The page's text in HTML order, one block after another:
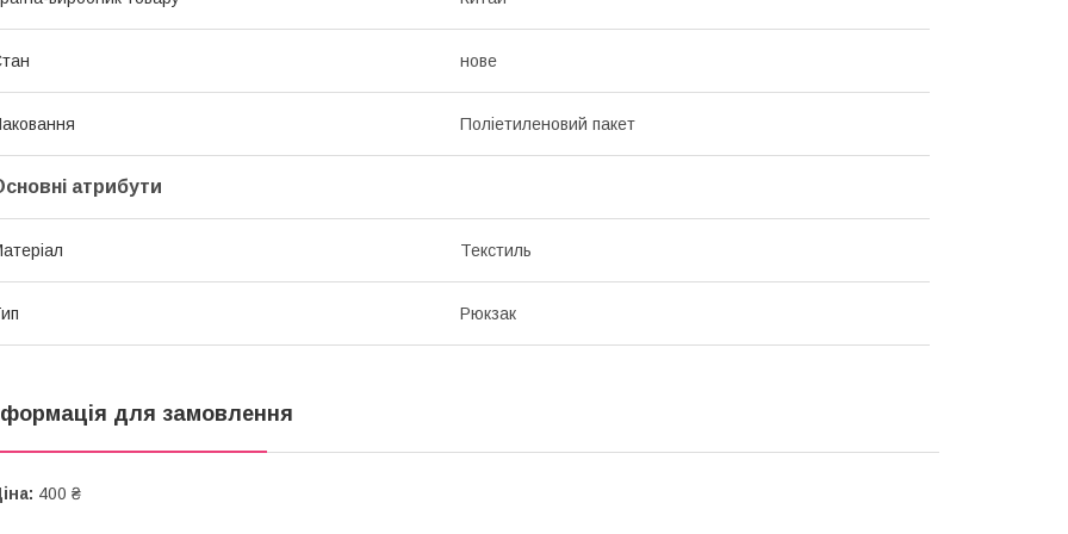
нове
Поліетиленовий пакет
атрибути
Текстиль
Рюкзак
для замовлення
400 ₴